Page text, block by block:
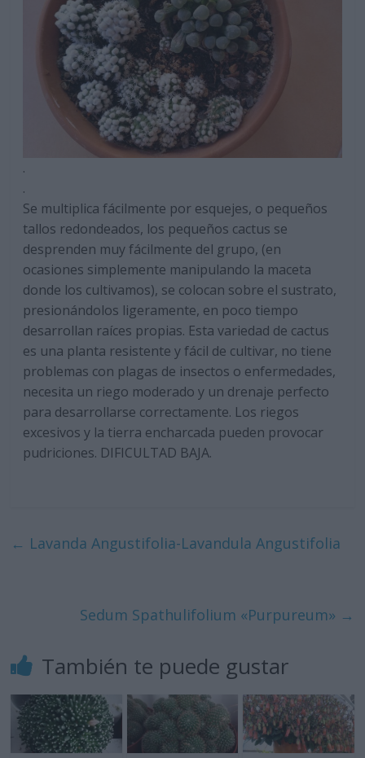
.
.
Se multiplica fácilmente por esquejes, o pequeños
tallos redondeados, los pequeños cactus se
desprenden muy fácilmente del grupo, (en
ocasiones simplemente manipulando la maceta
donde los cultivamos), se colocan sobre el sustrato,
presionándolos ligeramente, en poco tiempo
desarrollan raíces propias. Esta variedad de cactus
es una planta resistente y fácil de cultivar, no tiene
problemas con plagas de insectos o enfermedades,
necesita un riego moderado y un drenaje perfecto
para desarrollarse correctamente. Los riegos
excesivos y la tierra encharcada pueden provocar
pudriciones. DIFICULTAD BAJA.
← Lavanda Angustifolia-Lavandula Angustifolia
Sedum Spathulifolium «Purpureum» →
También te puede gustar